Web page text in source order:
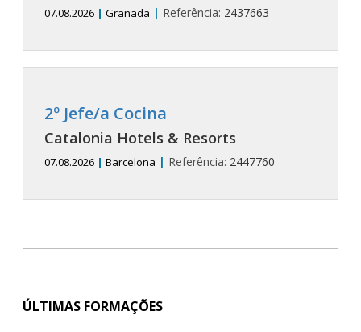
07.08.2026 | Granada | Referência: 2437663
2º Jefe/a Cocina
Catalonia Hotels & Resorts
07.08.2026 | Barcelona | Referência: 2447760
ÚLTIMAS FORMAÇÕES